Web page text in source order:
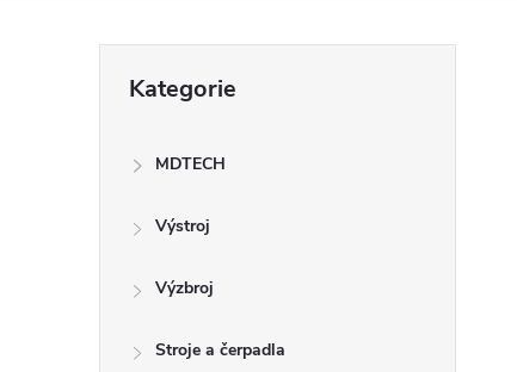
kategorie
Kategorie
MDTECH
Výstroj
Výzbroj
Stroje a čerpadla